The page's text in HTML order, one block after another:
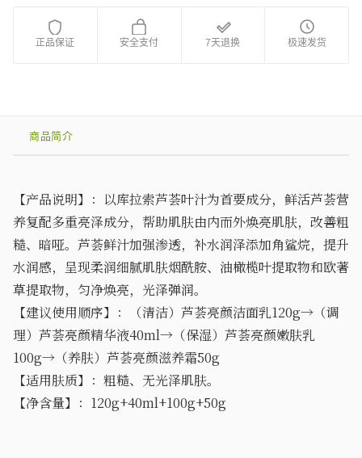
正品保证 安全支付 7天退换 极速发货
商品简介
【产品说明】：以库拉索芦荟叶汁为首要成分，鲜活芦荟营
养复配多重亮泽成分，帮助肌肤由内而外焕亮肌肤，改善粗
糙、暗哑。芦荟鲜汁加强渗透，补水润泽添加角鲨烷，提升
水润感，呈现柔润细腻肌肤烟酰胺、油橄榄叶提取物和欧著
草提取物，匀净焕亮，光泽弹润。
【建议使用顺序】：（清洁）芦荟亮颜洁面乳120g→（调
理）芦荟亮颜精华液40ml→（保湿）芦荟亮颜嫩肤乳
100g→（养肤）芦荟亮颜滋养霜50g
【适用肤质】：粗糙、无光泽肌肤。
【净含量】： 120g+40ml+100g+50g